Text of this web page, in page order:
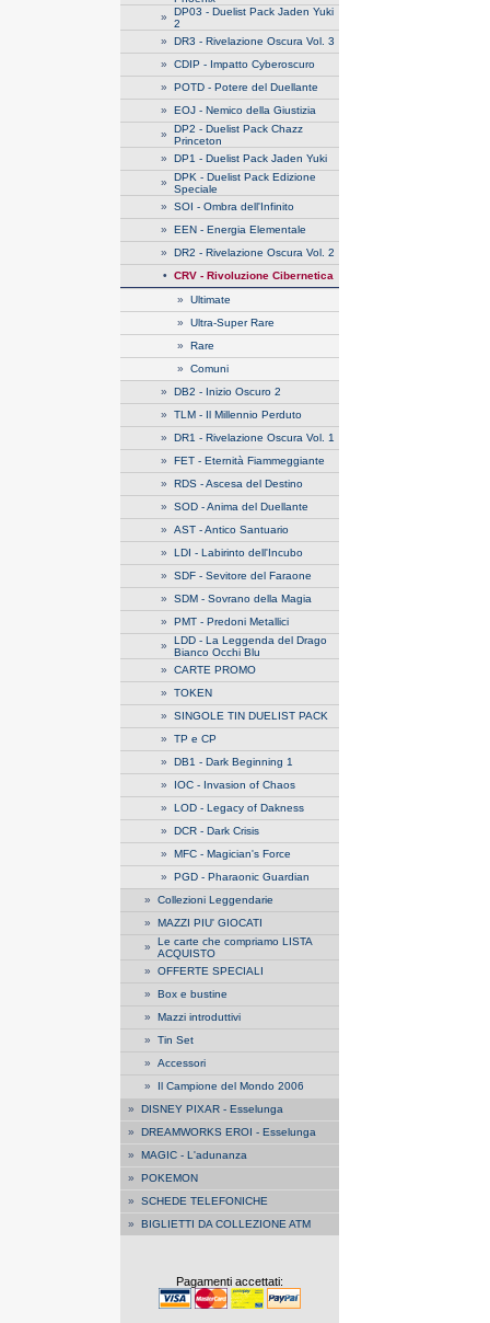
» DP03 - Duelist Pack Jaden Yuki
2
» DR3 - Rivelazione Oscura Vol. 3
» CDIP - Impatto Cyberoscuro
» POTD - Potere del Duellante
» EOJ - Nemico della Giustizia
» DP2 - Duelist Pack Chazz
Princeton
» DP1 - Duelist Pack Jaden Yuki
» DPK - Duelist Pack Edizione
Speciale
» SOI - Ombra dell'Infinito
» EEN - Energia Elementale
» DR2 - Rivelazione Oscura Vol. 2
•
CRV - Rivoluzione Cibernetica
» Ultimate
» Ultra-Super Rare
» Rare
» Comuni
» DB2 - Inizio Oscuro 2
» TLM - Il Millennio Perduto
» DR1 - Rivelazione Oscura Vol. 1
» FET - Eternità Fiammeggiante
» RDS - Ascesa del Destino
» SOD - Anima del Duellante
» AST - Antico Santuario
» LDI - Labirinto dell'Incubo
» SDF - Sevitore del Faraone
» SDM - Sovrano della Magia
» PMT - Predoni Metallici
» LDD - La Leggenda del Drago
Bianco Occhi Blu
» CARTE PROMO
» TOKEN
» SINGOLE TIN DUELIST PACK
» TP e CP
» DB1 - Dark Beginning 1
» IOC - Invasion of Chaos
» LOD - Legacy of Dakness
» DCR - Dark Crisis
» MFC - Magician's Force
» PGD - Pharaonic Guardian
» Collezioni Leggendarie
» MAZZI PIU' GIOCATI
» Le carte che compriamo LISTA
ACQUISTO
» OFFERTE SPECIALI
» Box e bustine
» Mazzi introduttivi
» Tin Set
» Accessori
» Il Campione del Mondo 2006
» DISNEY PIXAR - Esselunga
» DREAMWORKS EROI - Esselunga
» MAGIC - L'adunanza
» POKEMON
» SCHEDE TELEFONICHE
» BIGLIETTI DA COLLEZIONE ATM
Pagamenti accettati: